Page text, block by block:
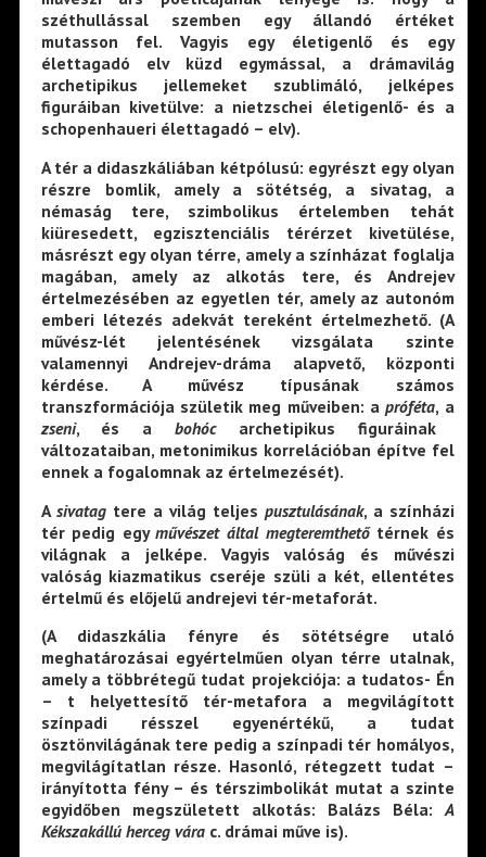
széthullással szemben egy állandó értéket
mutasson fel. Vagyis egy életigenlő és egy
élettagadó elv küzd egymással, a drámavilág
archetipikus jellemeket szublimáló, jelképes
figuráiban kivetülve: a nietzschei életigenlő- és a
schopenhaueri élettagadó – elv).
A tér a didaszkáliában kétpólusú: egyrészt egy olyan
részre bomlik, amely a sötétség, a sivatag, a
némaság tere, szimbolikus értelemben tehát
kiüresedett, egzisztenciális térérzet kivetülése,
másrészt egy olyan térre, amely a színházat foglalja
magában, amely az alkotás tere, és Andrejev
értelmezésében az egyetlen tér, amely az autonóm
emberi létezés adekvát tereként értelmezhető. (A
művész-lét jelentésének vizsgálata szinte
valamennyi Andrejev-dráma alapvető, központi
kérdése. A művész típusának számos
transzformációja születik meg műveiben: apróféta, a
zseni, és abohóc archetipikus figuráinak
változataiban, metonimikus korrelációban építve fel
ennek a fogalomnak az értelmezését).
A sivatagtere a világ teljes pusztulásának, a színházi
tér pedig egyművészet által megteremthető térnek és
világnak a jelképe. Vagyis valóság és művészi
valóság kiazmatikus cseréje szüli a két, ellentétes
értelmű és előjelű andrejevi tér-metaforát.
(A didaszkália fényre és sötétségre utaló
meghatározásai egyértelműen olyan térre utalnak,
amely a többrétegű tudat projekciója: a tudatos- Én
– t helyettesítő tér-metafora a megvilágított
színpadi résszel egyenértékű, a tudat
ösztönvilágának tere pedig a színpadi tér homályos,
megvilágítatlan része. Hasonló, rétegzett tudat –
irányította fény – és térszimbolikát mutat a szinte
egyidőben megszületett alkotás: Balázs Béla:A
Kékszakállú herceg várac. drámai műve is).